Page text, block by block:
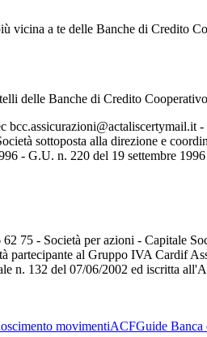
vicina a te delle Banche di Credito
delle Banche di Credito
sottoposta alla direzione e
- G.U. n. 220 del 19 settembre
75 - Società per azioni - Capitale
al Gruppo IVA Cardif
n. 132 del 07/06/2002 ed iscritta
movimentiACFGuide Banca